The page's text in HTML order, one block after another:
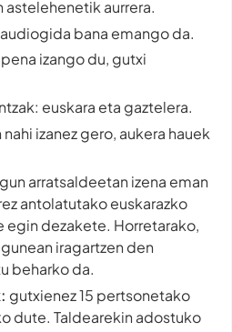
astelehenetik aurrera.
bana emango da.
izango du, gutxi
euskara eta gaztelera.
nahi izanez gero, aukera hauek
arratsaldeetan izena eman
antolatutako euskarazko
egin dezakete. Horretarako,
iragartzen den
beharko da.
gutxienez 15 pertsonetako
dute. Taldearekin adostuko